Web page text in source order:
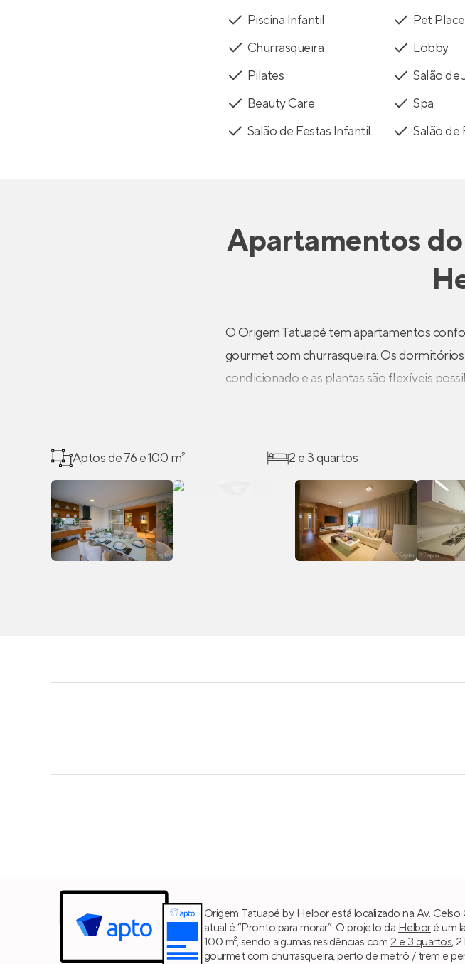
Piscina Infantil Pet Place
Churrasqueira
Lobby
Pilates
Salão de
Beauty Care
Spa
Salão de Festas Infantil
Salão de
Apartamentos do
O Origem Tatuapé tem apartamentos
gourmet com churrasqueira. Os
condicionado e as plantas são flexíveis
Aptos de 76 e 100 m² 2 e 3 quartos
Origem Tatuapé by Helbor está localizado na Av. Celso
atual é “Pronto para morar”. O projeto da Helboré um
100 m², sendo algumas residências com 2 e 3 quartos,
gourmet com churrasqueira, perto de metrô / trem e